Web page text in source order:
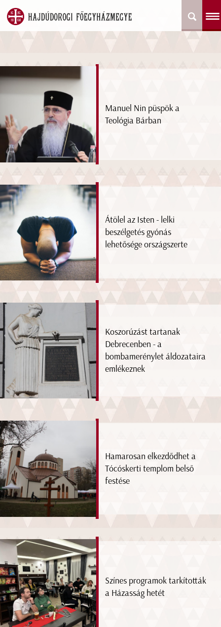
Manuel Nin püspök a
Teológia Bárban
Átölel az Isten - lelki
beszélgetés gyónás
lehetősége országszerte
Koszorúzást tartanak
Debrecenben - a
bombamerénylet áldozataira
emlékeznek
Hamarosan elkezdődhet a
Tócóskerti templom belső
festése
Színes programok tarkították
a Házasság hetét